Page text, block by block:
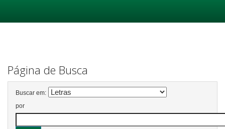
Página de Busca
Buscar em:
por